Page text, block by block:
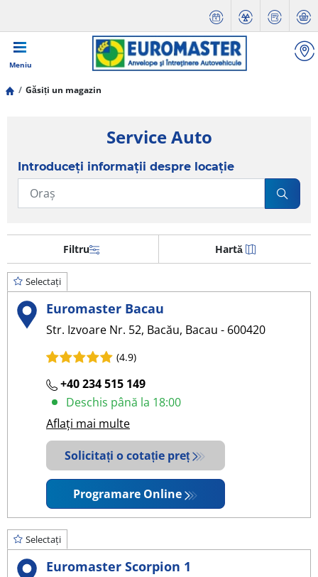
Meniu
Găsiți un magazin
Service Auto
Introduceți informații despre locație
Filtru Hartă
Selectați
Euromaster Bacau
Str. Izvoare Nr. 52, Bacău, Bacau - 600420
(4.9)
+40 234 515 149
Deschis până la 18:00
Aflați mai multe
Solicitați o cotație preț
Programare Online
Selectați
Euromaster Scorpion 1